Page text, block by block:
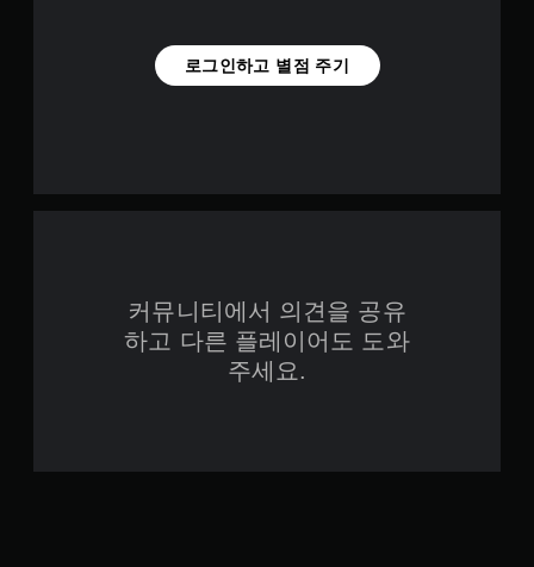
로그인하고 별점 주기
커뮤니티에서 의견을 공유
하고 다른 플레이어도 도와
주세요.